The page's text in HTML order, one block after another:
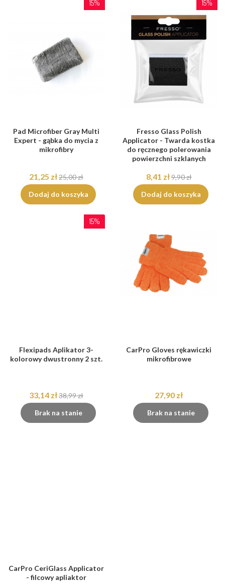
15%
Pad Microfiber Gray Multi
Expert - gąbka do mycia z
mikrofibry
21,25 zł25,00 zł
Dodaj do koszyka
15%
Fresso Glass Polish
Applicator - Twarda kostka
do ręcznego polerowania
powierzchni szklanych
8,41 zł9,90 zł
Dodaj do koszyka
15%
Flexipads Aplikator 3-
kolorowy dwustronny 2 szt.
33,14 zł38,99 zł
Brak na stanie
CarPro Gloves rękawiczki
mikrofibrowe
27,90 zł
Brak na stanie
CarPro CeriGlass Applicator
- filcowy apliaktor